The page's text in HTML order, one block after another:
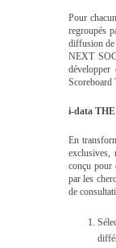
Pour
regroupés
diffusion de
NEXT
développer
i-data
En
exclusives,
conçu pour
par les
de